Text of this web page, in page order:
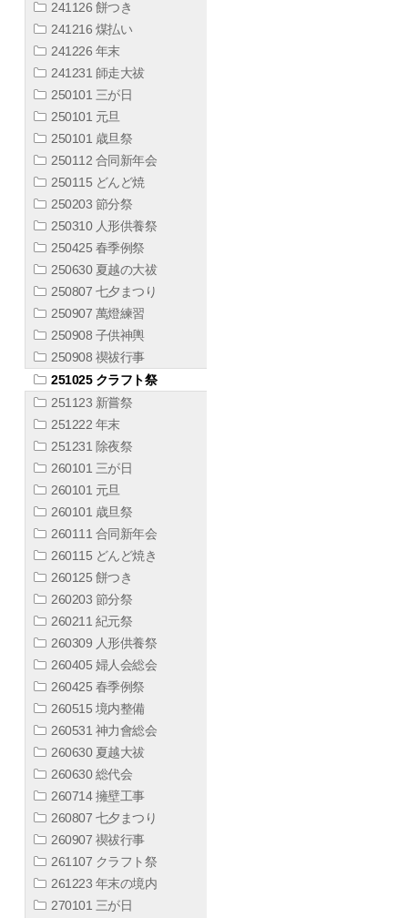
241126 餅つき
241216 煤払い
241226 年末
241231 師走大祓
250101 三が日
250101 元旦
250101 歳旦祭
250112 合同新年会
250115 どんど焼
250203 節分祭
250310 人形供養祭
250425 春季例祭
250630 夏越の大祓
250807 七夕まつり
250907 萬燈練習
250908 子供神輿
250908 禊祓行事
251025 クラフト祭
251123 新嘗祭
251222 年末
251231 除夜祭
260101 三が日
260101 元旦
260101 歳旦祭
260111 合同新年会
260115 どんど焼き
260125 餅つき
260203 節分祭
260211 紀元祭
260309 人形供養祭
260405 婦人会総会
260425 春季例祭
260515 境内整備
260531 神力會総会
260630 夏越大祓
260630 総代会
260714 擁壁工事
260807 七夕まつり
260907 禊祓行事
261107 クラフト祭
261223 年末の境内
270101 三が日